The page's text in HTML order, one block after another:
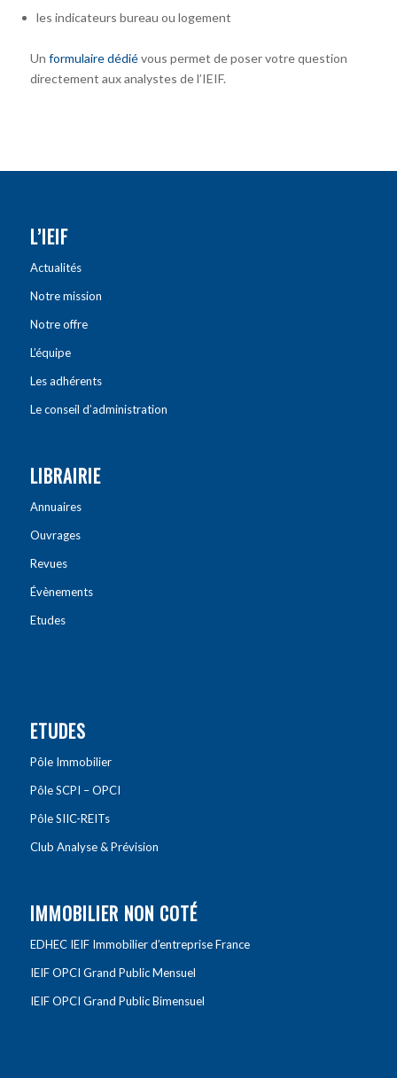
les indicateurs bureau ou logement
Un formulaire dédiévous permet de poser votre question
directement aux analystes de l’IEIF.
L’IEIF
Actualités
Notre mission
Notre offre
L’équipe
Les adhérents
Le conseil d’administration
LIBRAIRIE
Annuaires
Ouvrages
Revues
Évènements
Etudes
ETUDES
Pôle Immobilier
Pôle SCPI – OPCI
Pôle SIIC-REITs
Club Analyse & Prévision
IMMOBILIER NON COTÉ
EDHEC IEIF Immobilier d’entreprise France
IEIF OPCI Grand Public Mensuel
IEIF OPCI Grand Public Bimensuel